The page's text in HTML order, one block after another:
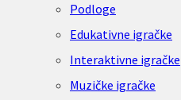
Podloge
Edukativne igračke
Interaktivne igračke
Muzičke igračke